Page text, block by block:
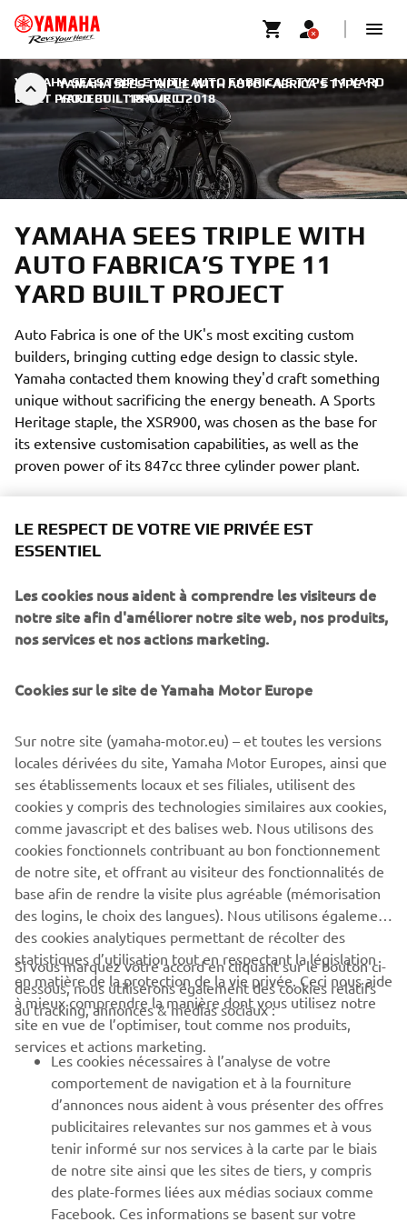
YAMAHA SEES TRIPLE WITH AUTO FABRICA’S TYPE 11
YARD BUILT PROJECT
YAMAHA SEES TRIPLE WITH AUTO FABRICA’S TYPE 11 YARD
BUILT PROJECT | 18 AVRIL 2018
YAMAHA SEES TRIPLE WITH
AUTO FABRICA’S TYPE 11
YARD BUILT PROJECT
Auto Fabrica is one of the UK's most exciting custom
builders, bringing cutting edge design to classic style.
Yamaha contacted them knowing they'd craft something
unique without sacrificing the energy beneath. A Sports
Heritage staple, the XSR900, was chosen as the base for
its extensive customisation capabilities, as well as the
proven power of its 847cc three cylinder power plant.
special for all of us," commented Antoin Clémot, Yamaha
Motor Europe Motorcycle Product Manager. "This went
from a beautiful idea with a great bike to three incredible
platform represents. That the Prototype Two is going to
will be ridden out there in the real world, by people with a
love for unique design, is something we can all get a kick
out of."
Check out Auto Fabrica's Type 11 Project »
CORPORATE
BUSINESS
PLUS YAMAHA
SUPPORT
NEWSLETTER
Découvrez en exclusivité les dernières offres, les événements
LE RESPECT DE VOTRE VIE PRIVÉE EST
ESSENTIEL
Les cookies nous aident à comprendre les visiteurs de
notre site afin d'améliorer notre site web, nos produits,
nos services et nos actions marketing.
Cookies sur le site de Yamaha Motor Europe
Sur notre site (yamaha-motor.eu) – et toutes les versions
locales dérivées du site, Yamaha Motor Europes, ainsi que
ses établissements locaux et ses filiales, utilisent des
cookies y compris des technologies similaires aux cookies,
comme javascript et des balises web. Nous utilisons des
cookies fonctionnels contribuant au bon fonctionnement
de notre site, et offrant au visiteur des fonctionnalités de
base afin de rendre la visite plus agréable (mémorisation
des logins, le choix des langues). Nous utilisons également
des cookies analytiques permettant de récolter des
statistiques d’utilisation tout en respectant la législation
en matière de la protection de la vie privée. Ceci nous aide
à mieux comprendre la manière dont vous utilisez notre
site en vue de l’optimiser, tout comme nos produits,
services et actions marketing.
Si vous marquez votre accord en cliquant sur le bouton ci-
dessous, nous utiliserons également des cookies relatifs
au tracking, annonces & médias sociaux :
Les cookies nécessaires à l’analyse de votre
comportement de navigation et à la fourniture
d’annonces nous aident à vous présenter des offres
publicitaires relevantes sur nos gammes et à vous
tenir informé sur nos services à la carte par le biais
de notre site ainsi que les sites de tiers, y compris
des plate-formes liées aux médias sociaux comme
Facebook. Ces informations se basent sur votre